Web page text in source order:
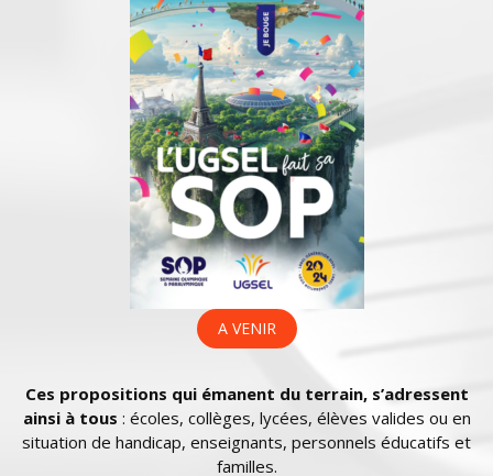
A VENIR
Ces propositions qui émanent du terrain, s’adressent
ainsi à tous : écoles, collèges, lycées, élèves valides ou en
situation de handicap, enseignants, personnels éducatifs et
familles.